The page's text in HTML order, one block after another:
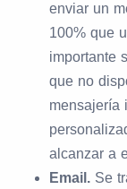
enviar un
100% que
importante
que no
mensajería
alcanzar a
Email. Se